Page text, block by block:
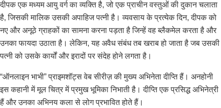
दीपक एक मध्यम आयु वर्ग का व्यक्ति है, जो एक प्राचीन वस्तुओं की दुकान चलाता
है, जिसकी मालिक उसकी अपाहिज पत्नी है। व्यवसाय के प्रत्येक दिन, दीपक को
नए और अनूठे ग्राहकों का सामना करना पड़ता है जिन्हें वह ब्लैकमेल करता है और
उनका फायदा उठाता है। लेकिन, यह अवैध संबंध तब खराब हो जाता है जब उसकी
पत्नी को उसके कार्यों और इरादों पर संदेह होने लगता है।
“ऑनलाइन भाभी” प्राइमशॉट्स वेब सीरीज़ की मुख्य अभिनेता दीप्ति हैं। अनहोनी
इस कहानी में मूल चित्र में प्रमुख भूमिका निभाती है। दीप्ति एक प्रसिद्ध अभिनेत्री
हैं और उनका अभिनय कला से लोग प्रभावित होते हैं।